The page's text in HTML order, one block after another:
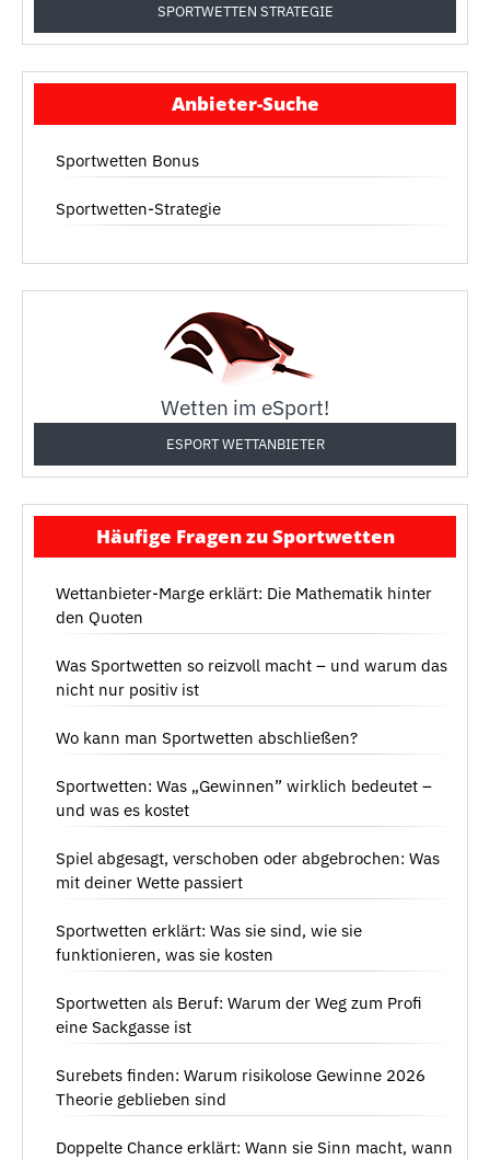
SPORTWETTEN STRATEGIE
Anbieter-Suche
Sportwetten Bonus
Sportwetten-Strategie
Wetten im eSport!
ESPORT WETTANBIETER
Häufige Fragen zu Sportwetten
Wettanbieter-Marge erklärt: Die Mathematik hinter
den Quoten
Was Sportwetten so reizvoll macht – und warum das
nicht nur positiv ist
Wo kann man Sportwetten abschließen?
Sportwetten: Was „Gewinnen” wirklich bedeutet –
und was es kostet
Spiel abgesagt, verschoben oder abgebrochen: Was
mit deiner Wette passiert
Sportwetten erklärt: Was sie sind, wie sie
funktionieren, was sie kosten
Sportwetten als Beruf: Warum der Weg zum Profi
eine Sackgasse ist
Surebets finden: Warum risikolose Gewinne 2026
Theorie geblieben sind
Doppelte Chance erklärt: Wann sie Sinn macht, wann